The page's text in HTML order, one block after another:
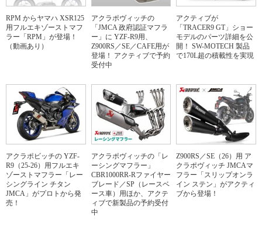
RPM からヤマハ XSR125
用フルエキゾーストマフ
ラー「RPM」が登場！
（動画あり）
アクラポヴィッチの
「JMCA 政府認証マフラ
ー」に YZF-R9用、
Z900RS／SE／CAFE用が
登場！ アクティブで予約
受付中
アクティブが
「TRACER9 GT」ショー
モデルのパーツ詳細を公
開！ SW-MOTECH 製品
で170L超の積載性を実現
アクラポビッチの YZF-
R9（25-26）用フルエキ
ゾーストマフラー「レー
シングライン チタン
JMCA」がプロトから発
売！
アクラポヴィッチの「レ
ーシングマフラー」
CBR1000RR-Rファイヤー
ブレード／SP（レースベ
ース車）用ほか、アクテ
ィブで新製品の予約受付
中
Z900RS／SE（26）用 ア
クラポヴィッチ JMCAマ
フラー「スリップオンラ
イン ステン」がアクティ
ブから登場！